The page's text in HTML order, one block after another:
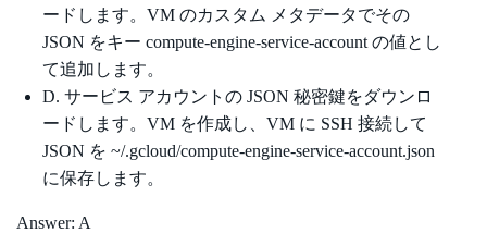
ードします。VM のカスタム メタデータでその
JSON をキー compute-engine-service-account の値とし
て追加します。
D. サービス アカウントの JSON 秘密鍵をダウンロ
ードします。VM を作成し、VM に SSH 接続して
JSON を ~/.gcloud/compute-engine-service-account.json
に保存します。
Answer: A